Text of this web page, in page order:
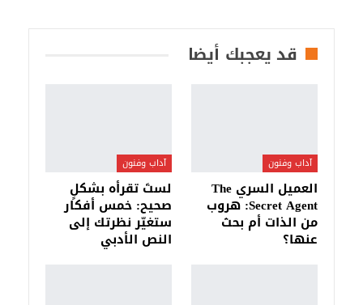
قد يعجبك أيضا
آداب وفنون
العميل السري The
Secret Agent: هروب
من الذات أم بحث
عنها؟
آداب وفنون
لستَ تقرأه بشكلٍ
صحيح: خمس أفكار
ستغيّر نظرتك إلى
النص الأدبي